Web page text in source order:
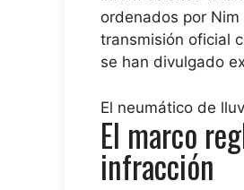
ordenados por
transmisión oficial
se han divulgado
El neumático de
El marco
infracción